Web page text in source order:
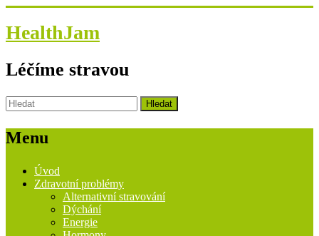
HealthJam
Léčíme stravou
Menu
Úvod
Zdravotní problémy
Alternativní stravování
Dýchání
Energie